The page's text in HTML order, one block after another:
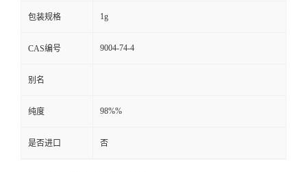
包装规格 1g
CAS编号 9004-74-4
别名
纯度 98%%
是否进口 否